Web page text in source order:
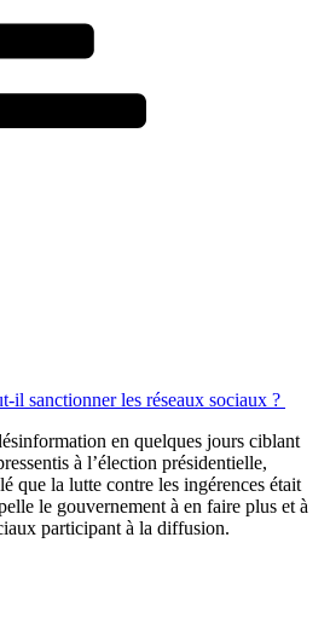
il sanctionner les réseaux sociaux ?
en quelques jours ciblant
à l’élection présidentielle,
que la lutte contre les ingérences était
le gouvernement à en faire plus et à
participant à la diffusion.